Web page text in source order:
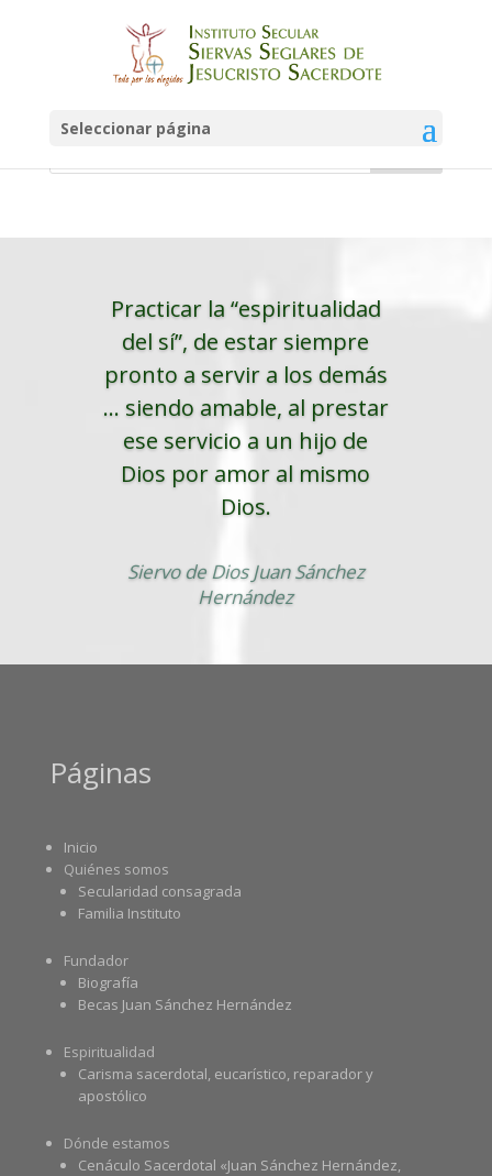
Seleccionar página
RINCÓN DE ORACIÓN
Practicar la “espiritualidad
del sí”, de estar siempre
pronto a servir a los demás
... siendo amable, al prestar
ese servicio a un hijo de
Dios por amor al mismo
Dios.
Siervo de Dios Juan Sánchez
Hernández
Páginas
Inicio
Quiénes somos
Secularidad consagrada
Familia Instituto
Fundador
Biografía
Becas Juan Sánchez Hernández
Espiritualidad
Carisma sacerdotal, eucarístico, reparador y
apostólico
Dónde estamos
Cenáculo Sacerdotal «Juan Sánchez Hernández,